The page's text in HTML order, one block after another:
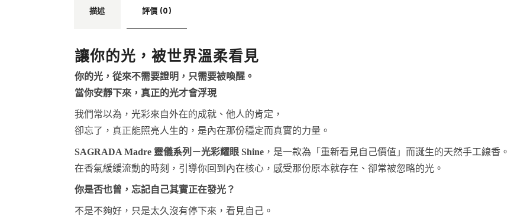
描述 評價 (0)
讓你的光，被世界溫柔看見
你的光，從來不需要證明，只需要被喚醒。
當你安靜下來，真正的光才會浮現
我們常以為，光彩來自外在的成就、他人的肯定，
卻忘了，真正能照亮人生的，是內在那份穩定而真實的力量。
SAGRADA Madre 靈儀系列－光彩耀眼 Shine ，是一款為「重新看見自己價值」而誕生的天然手工線香。
在香氣緩緩流動的時刻，引導你回到內在核心，感受那份原本就存在、卻常被忽略的光。
你是否也曾，忘記自己其實正在發光？
不是不夠好，只是太久沒有停下來，看見自己。